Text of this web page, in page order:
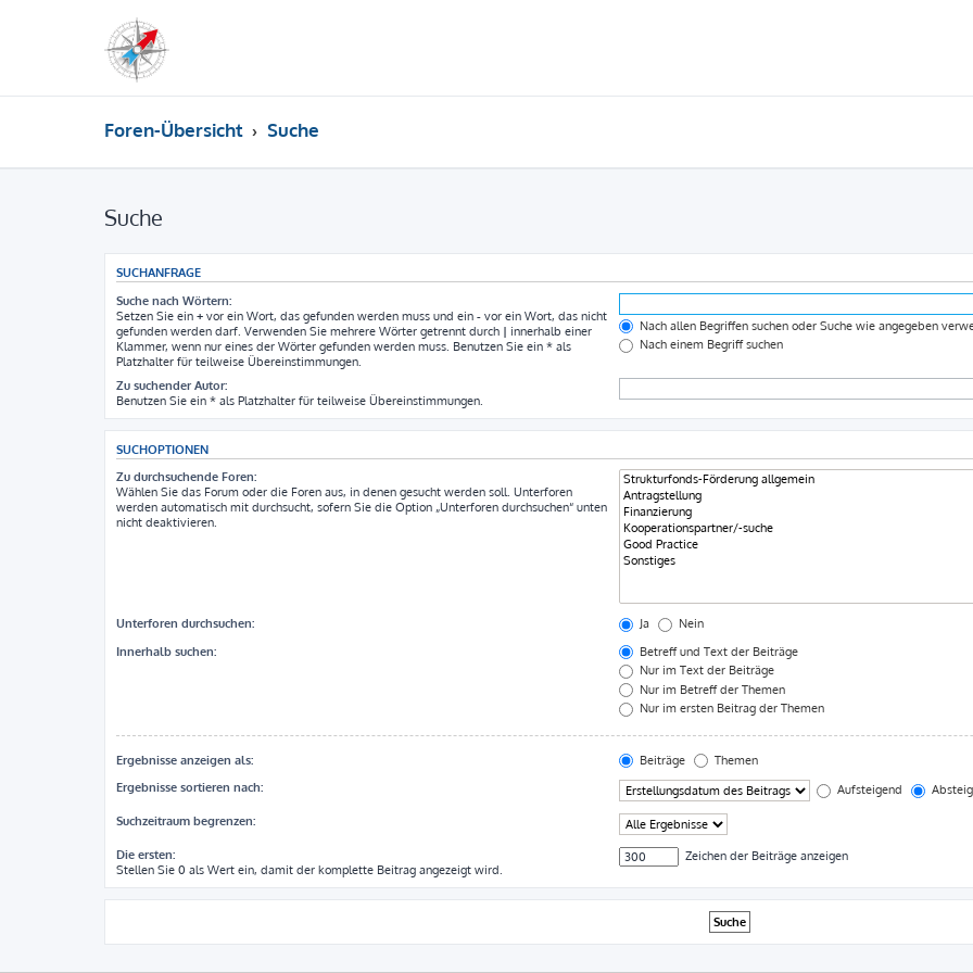
Foren-Übersicht Suche
Suche
SUCHANFRAGE
Suche nach Wörtern:
Setzen Sie ein + vor ein Wort, das gefunden werden muss und ein - vor ein Wort, das nicht
gefunden werden darf. Verwenden Sie mehrere Wörter getrennt durch | innerhalb einer
Klammer, wenn nur eines der Wörter gefunden werden muss. Benutzen Sie ein * als
Platzhalter für teilweise Übereinstimmungen.
Nach allen Begriffen suchen oder Suche wie angegeben
Nach einem Begriff suchen
Zu suchender Autor:
Benutzen Sie ein * als Platzhalter für teilweise Übereinstimmungen.
SUCHOPTIONEN
Zu durchsuchende Foren:
Wählen Sie das Forum oder die Foren aus, in denen gesucht werden soll. Unterforen
werden automatisch mit durchsucht, sofern Sie die Option „Unterforen durchsuchen“ unten
nicht deaktivieren.
Unterforen durchsuchen: Ja
Nein
Innerhalb suchen:
Betreff und Text der Beiträge
Nur im Text der Beiträge
Nur im Betreff der Themen
Nur im ersten Beitrag der Themen
Ergebnisse anzeigen als: Beiträge
Themen
Ergebnisse sortieren nach:
Aufsteigend
Suchzeitraum begrenzen:
Die ersten:
Stellen Sie 0 als Wert ein, damit der komplette Beitrag angezeigt wird.
Zeichen der Beiträge anzeigen